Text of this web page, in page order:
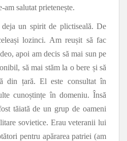
salutat prietenește.
un spirit de plictiseală. De
lozinci. Am reușit să fac
apoi am decis să mai sun pe
să mai stăm la o bere și să
din țară. El este consultat în
cunoștințe în domeniu. Însă
tăiată de un grup de oameni
sovietice. Erau veteranii lui
pentru apărarea patriei (am